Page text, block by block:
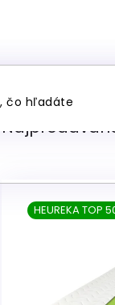
V
HEUREKA TOP